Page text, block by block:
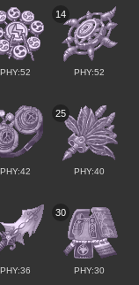
PHY:52
14
PHY:52
PHY:42
25
PHY:40
PHY:36
30
PHY:30